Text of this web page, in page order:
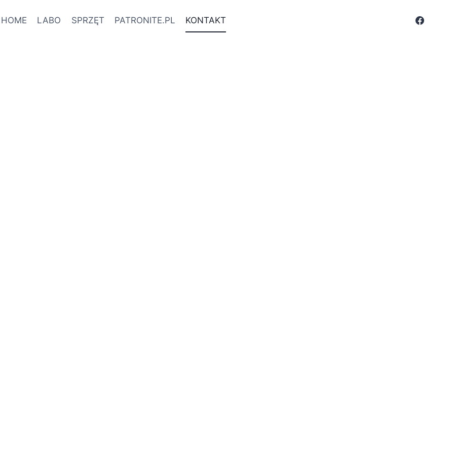
HOME LABO SPRZĘT PATRONITE.PL KONTAKT